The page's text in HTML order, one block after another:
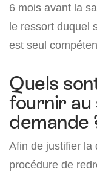
6 mois avant la
le ressort duquel
est seul
Quels
fournir au
demande
Afin de justifier la
procédure de